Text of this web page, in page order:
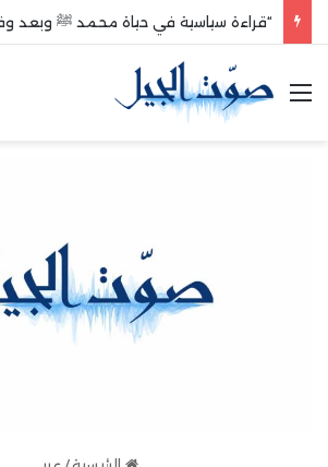
“قراءة سياسية في حياة محمد ﷺ وبعد
القائمة